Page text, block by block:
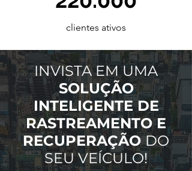
clientes ativos
INVISTA EM UMA
SOLUÇÃO
INTELIGENTE DE
RASTREAMENTO E
RECUPERAÇÃODO
SEU VEÍCULO!